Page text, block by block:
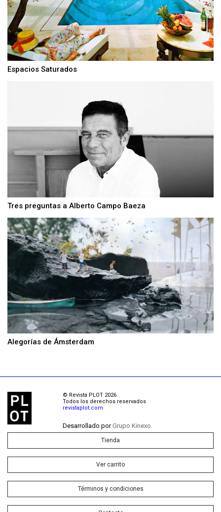
Espacios Saturados
Tres preguntas a Alberto Campo Baeza
Alegorías de Ámsterdam
© Revista PLOT 2026
Todos los derechos reservados
revistaplot.com
Desarrollado porGrupo Kinexo.
Tienda
Ver carrito
Términos y condiciones